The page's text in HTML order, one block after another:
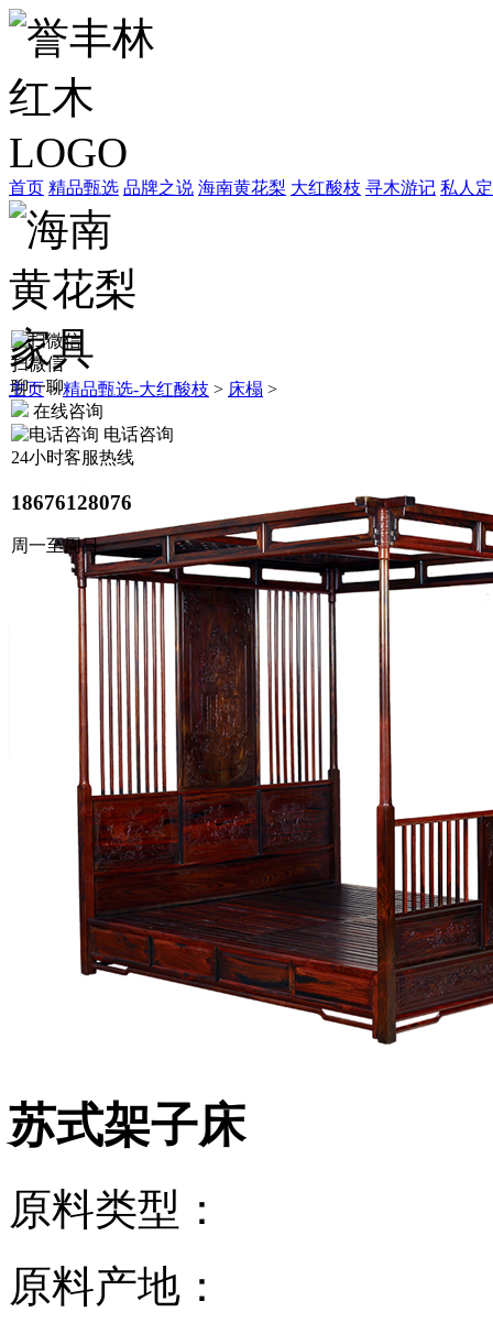
首页 精品甄选 品牌之说 海南黄花梨 大红酸枝 寻木游记 私人
主页>精品甄选-大红酸枝 > 床榻 >
苏式架子床
原料类型：
原料产地：
扫微信
聊一聊
在线咨询
电话咨询
24小时客服热线
18676128076
周一至周日